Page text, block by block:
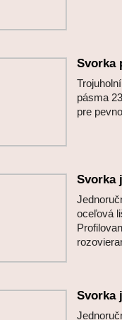
Svorka
pásma
pre
Svorka
oceľová
Svorka